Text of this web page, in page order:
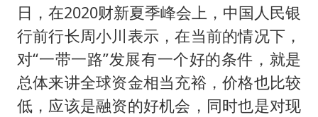
一周大涨超7% 金价为何突然上涨
河南警方公开征集黑恶犯罪线索
WTT横滨冠军赛女单四强国乒占三席
谢霆锋演唱会隔空祝王菲生日快乐
日，在2020财新夏季峰会上，中国人民银
行前行长周小川表示，在当前的情况下，
对“一带一路”发展有一个好的条件，就是
总体来讲全球资金相当充裕，价格也比较
低，应该是融资的好机会，同时也是对现